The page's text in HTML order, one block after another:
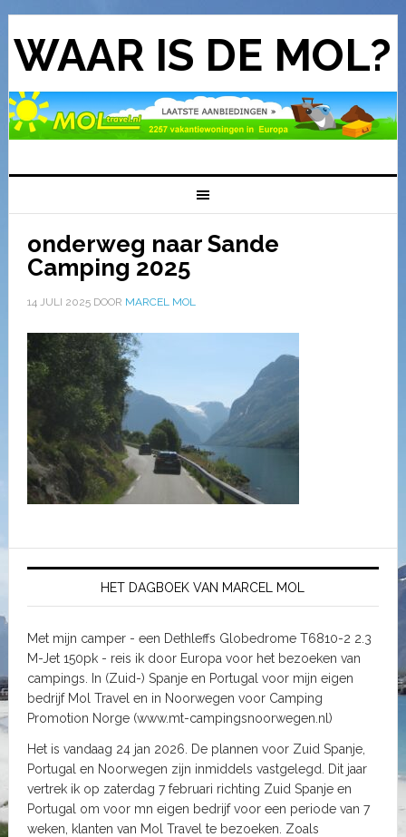
WAAR IS DE MOL?
onderweg naar Sande
Camping 2025
14 JULI 2025DOOR MARCEL MOL
HET DAGBOEK VAN MARCEL MOL
Met mijn camper - een Dethleffs Globedrome T6810-2 2.3
M-Jet 150pk - reis ik door Europa voor het bezoeken van
campings. In (Zuid-) Spanje en Portugal voor mijn eigen
bedrijf Mol Travel en in Noorwegen voor Camping
Promotion Norge (www.mt-campingsnoorwegen.nl)
Het is vandaag 24 jan 2026. De plannen voor Zuid Spanje,
Portugal en Noorwegen zijn inmiddels vastgelegd. Dit jaar
vertrek ik op zaterdag 7 februari richting Zuid Spanje en
Portugal om voor mn eigen bedrijf voor een periode van 7
weken, klanten van Mol Travel te bezoeken. Zoals